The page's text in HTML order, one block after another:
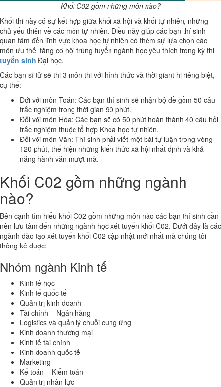
Khối C02 gồm những môn nào?
Khối thi này có sự kết hợp giữa khối xã hội và khối tự nhiên, những
chủ yếu thiên về các môn tự nhiên. Điều này giúp các bạn thí sinh
quan tâm đến lĩnh vực khoa học tự nhiên có thêm sự lựa chọn các
môn ưu thế, tăng cơ hội trúng tuyển ngành học yêu thích trong kỳ thi
tuyển sinh Đại học.
Các bạn sĩ tử sẽ thi 3 môn thi với hình thức và thời giant hi riêng biệt,
cụ thể:
Đới với môn Toán: Các bạn thí sinh sẽ nhận bộ đề gồm 50 câu
trắc nghiệm trong thời gian 90 phút.
Đối với môn Hóa: Các bạn sẽ có 50 phút hoàn thành 40 câu hỏi
trắc nghiệm thuộc tổ hợp Khoa học tự nhiên.
Đối với môn Văn: Thí sinh phải viết một bài tự luận trong vòng
120 phút, thể hiện những kiến thức xã hội nhất định và khả
năng hành văn mượt mà.
Khối C02 gồm những ngành
nào?
Bên cạnh tìm hiểu khối C02 gồm những môn nào các bạn thí sinh cần
nên lưu tâm đến những ngành học xét tuyển khối C02. Dưới đây là các
ngành đào tạo xét tuyển khối C02 cập nhật mới nhất mà chúng tôi
thông kê được:
Nhóm ngành Kinh tế
Kinh tế học
Kinh tế quốc tế
Quản trị kinh doanh
Tài chính – Ngân hàng
Logistics và quản lý chuỗi cung ứng
Kinh doanh thương mại
Kinh tế tài chính
Kinh doanh quốc tế
Marketing
Kế toán – Kiểm toán
Quản trị nhân lực